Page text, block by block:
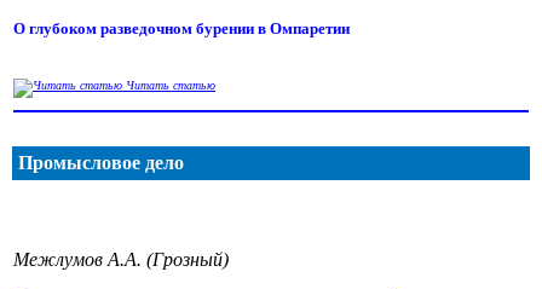
О глубоком разведочном бурении в Омпаретии
Читать статью
Промысловое дело
Межлумов А.А. (Грозный)